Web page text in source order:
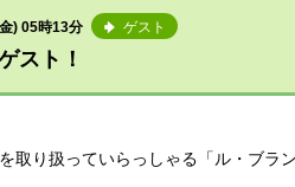
) 05時13分 ゲスト
スト！
取り扱っていらっしゃる「ル・ブラ